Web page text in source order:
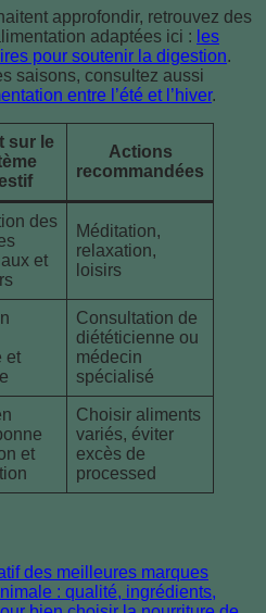
approfondir, retrouvez des
adaptées ici : les
pour soutenir la digestion.
saisons, consultez aussi
entre l’été et l’hiver.
sur le
Actions
recommandées
des
et
Méditation,
relaxation,
loisirs
et
Consultation de
diététicienne ou
médecin
spécialisé
et
Choisir aliments
variés, éviter
excès de
processed